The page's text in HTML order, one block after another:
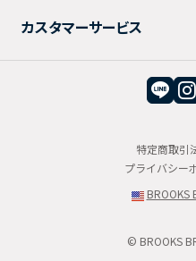
カスタマーサービス
特定商取引
プライバシー
BROOKS
© BROOKS